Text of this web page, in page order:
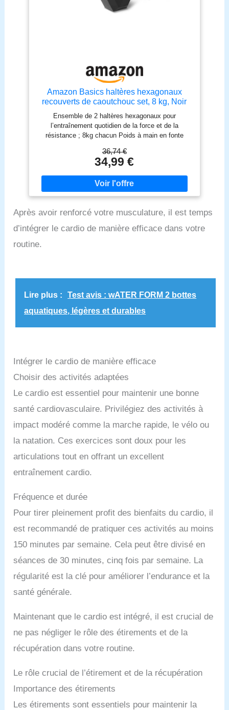
avec sa structure simple et un outil fourni, ce kit
d'haltères s’assemble rapidement. Faire du fitness à
Amazon Basics haltères hexagonaux
recouverts de caoutchouc set, 8 kg, Noir
Ensemble de 2 haltères hexagonaux pour
l’entraînement quotidien de la force et de la
résistance ; 8kg chacun Poids à main en fonte
absorbe les chocs Les extrémités en forme
d’hexagone empêchent les poids de rouler et
permettent de les ranger entre les séances
d’entraînement Les poignées profilées
antidérapantes garantissent une prise en main sûre
pour atteindre vos objectifs d’entraînement La
fer recyclé post-consommation certifié GRS (Global
Recycled Standard) Autres produits en caoutchouc
sources de bois contrôlées
36,74 €
34,99 €
Après avoir renforcé votre musculature, il est temps
d’intégrer le cardio de manière efficace dans votre
routine.
Lire plus :
Test avis : wATER FORM 2 bottes
aquatiques, légères et durables
Intégrer le cardio de manière efficace
Choisir des activités adaptées
Le cardio est essentiel pour maintenir une bonne
santé cardiovasculaire. Privilégiez des activités à
impact modéré comme la marche rapide, le vélo ou
la natation. Ces exercices sont doux pour les
articulations tout en offrant un excellent
entraînement cardio.
Fréquence et durée
Pour tirer pleinement profit des bienfaits du cardio, il
est recommandé de pratiquer ces activités au moins
150 minutes par semaine. Cela peut être divisé en
séances de 30 minutes, cinq fois par semaine. La
régularité est la clé pour améliorer l’endurance et la
santé générale.
Maintenant que le cardio est intégré, il est crucial de
ne pas négliger le rôle des étirements et de la
récupération dans votre routine.
Le rôle crucial de l’étirement et de la récupération
Importance des étirements
Les étirements sont essentiels pour maintenir la